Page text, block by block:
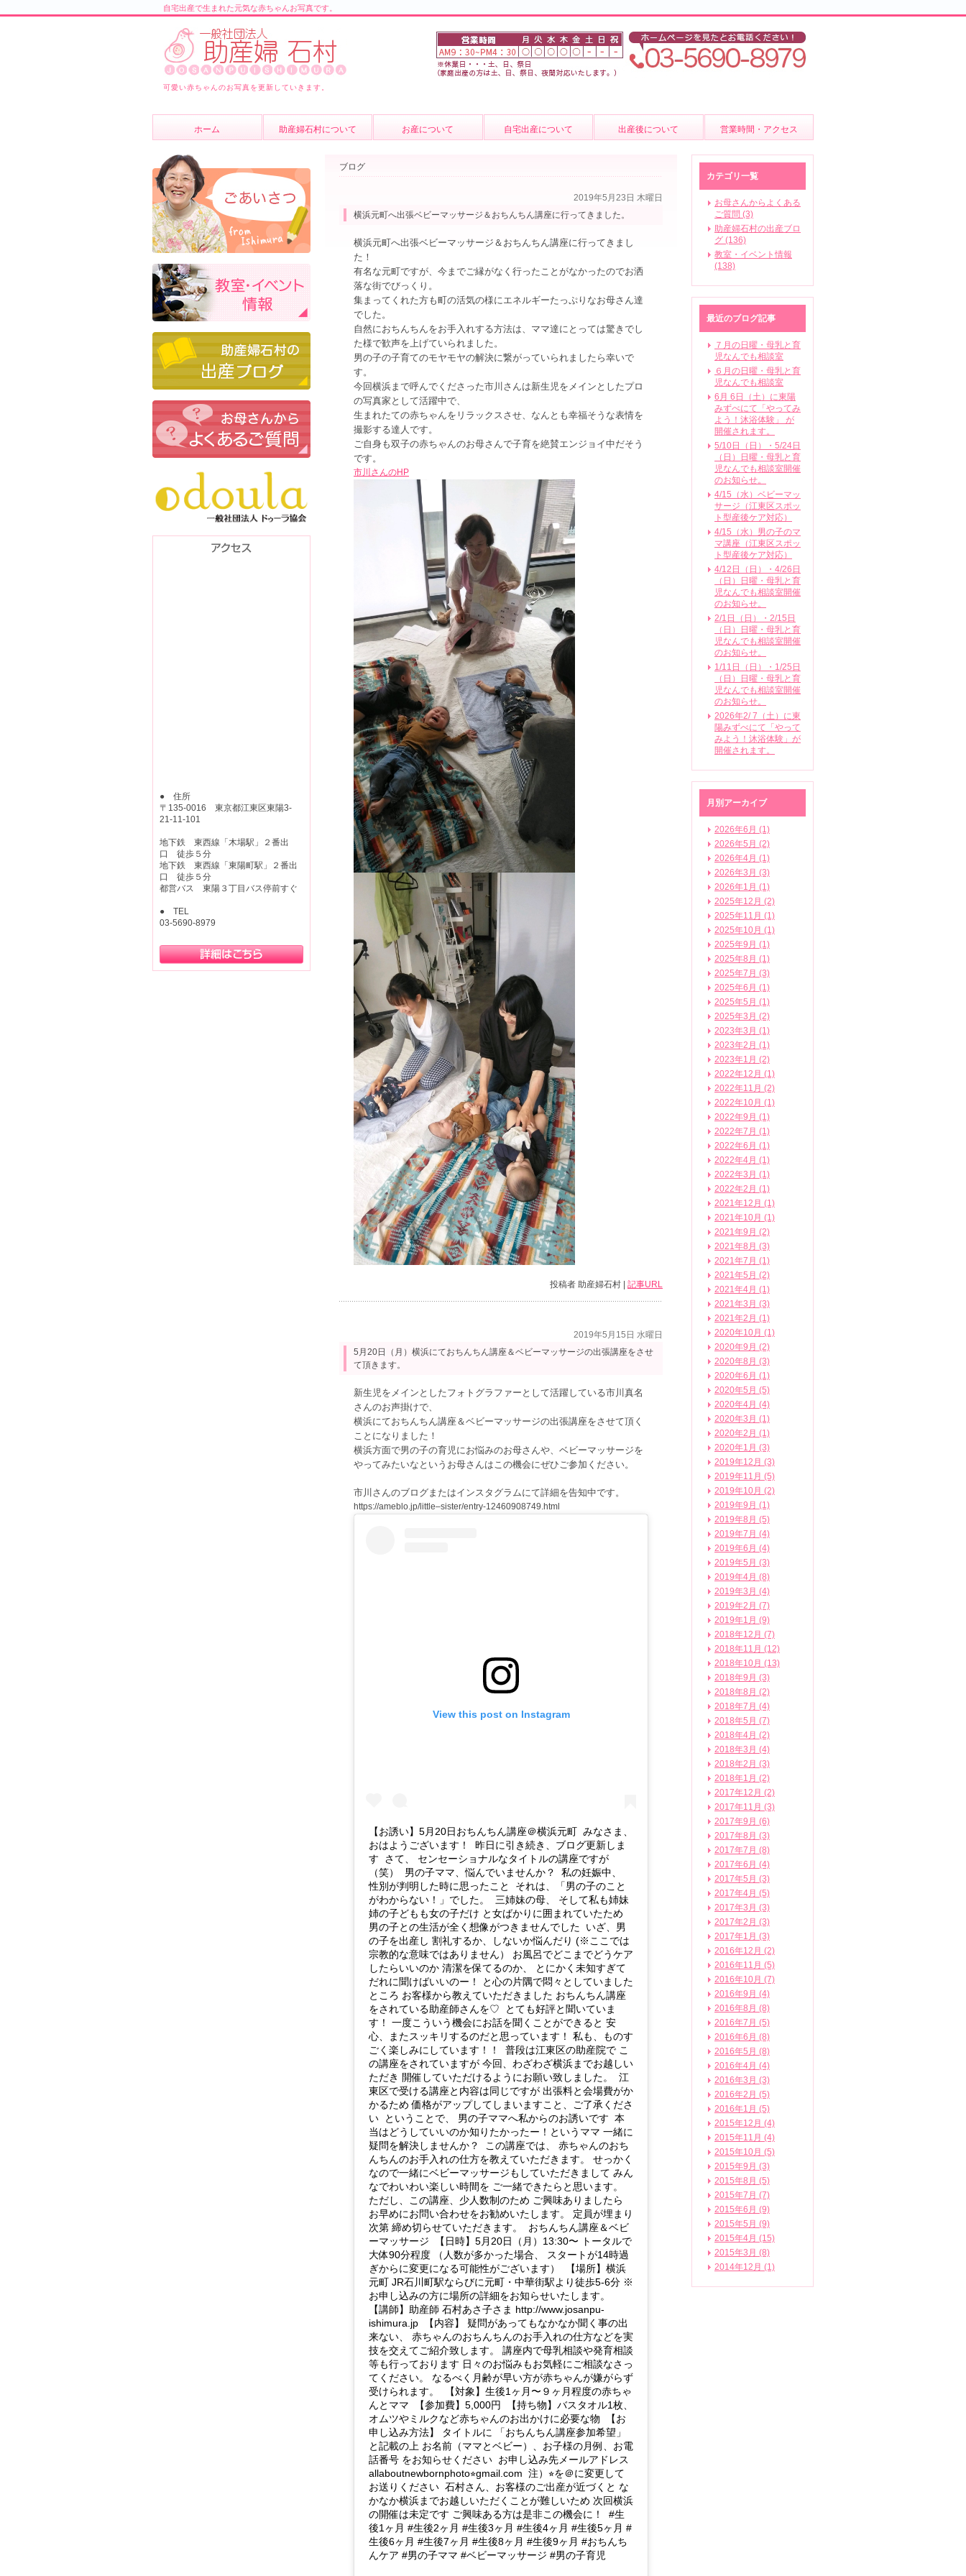
自宅出産で生まれた元気な赤ちゃんお写真です。
可愛い赤ちゃんのお写真を更新していきます。
ホーム 助産婦石村について
スタッフ紹介
よくあるご質問
ブログ
お産について
費用について
自宅出産について 出産後について
母乳外来
卒乳について
出張サービス
営業時間・アクセス
ブログ
2019年5月23日 木曜日
横浜元町へ出張ベビーマッサージ＆おちんちん講座に行ってきました。
横浜元町へ出張ベビーマッサージ＆おちんちん講座に行ってきまし
た！
有名な元町ですが、今までご縁がなく行ったことがなかったのでお洒
落な街でびっくり。
集まってくれた方も町の活気の様にエネルギーたっぷりなお母さん達
でした。
自然におちんちんをお手入れする方法は、ママ達にとっては驚きでし
た様で歓声を上げていられました。
男の子の子育てのモヤモヤの解決に繋がっていられましたら幸いで
す。
今回横浜まで呼んでくださった市川さんは新生児をメインとしたプロ
の写真家として活躍中で、
生まれたての赤ちゃんをリラックスさせ、なんとも幸福そうな表情を
撮影する達人です。
ご自身も双子の赤ちゃんのお母さんで子育を絶賛エンジョイ中だそう
です。
市川さんのHP
投稿者 助産婦石村 | 記事URL
2019年5月15日 水曜日
5月20日（月）横浜にておちんちん講座＆ベビーマッサージの出張講座をさせ
て頂きます。
新生児をメインとしたフォトグラファーとして活躍している市川真名
さんのお声掛けで、
横浜にておちんちん講座＆ベビーマッサージの出張講座をさせて頂く
ことになりました！
横浜方面で男の子の育児にお悩みのお母さんや、ベビーマッサージを
やってみたいなというお母さんはこの機会にぜひご参加ください。
市川さんのブログまたはインスタグラムにて詳細を告知中です。
https://ameblo.jp/little–sister/entry-12460908749.html
View this post on Instagram
【お誘い】5月20日おちんちん講座＠横浜元町 みなさま、
おはようございます！ 昨日に引き続き、ブログ更新しま
す さて、 センセーショナルなタイトルの講座ですが
（笑） 男の子ママ、悩んでいませんか？ 私の妊娠中、
性別が判明した時に思ったこと それは、「男の子のこと
がわからない！」でした。 三姉妹の母、 そして私も姉妹
姉の子どもも女の子だけ と女ばかりに囲まれていたため
男の子との生活が全く想像がつきませんでした いざ、男
の子を出産し 割礼するか、しないか悩んだり (※ここでは
宗教的な意味ではありません） お風呂でどこまでどうケア
したらいいのか 清潔を保てるのか、 とにかく未知すぎて
だれに聞けばいいのー！ と心の片隅で悶々としていました
ところ お客様から教えていただきました おちんちん講座
をされている助産師さんを♡ とても好評と聞いていま
す！ 一度こういう機会にお話を聞くことができると 安
心、またスッキリするのだと思っています！ 私も、ものす
ごく楽しみにしています！！ 普段は江東区の助産院で こ
の講座をされていますが 今回、わざわざ横浜までお越しい
ただき 開催していただけるようにお願い致しました。 江
東区で受ける講座と内容は同じですが 出張料と会場費がか
かるため 価格がアップしてしまいますこと、ご了承くださ
い ということで、 男の子ママへ私からのお誘いです 本
当はどうしていいのか知りたかったー！というママ 一緒に
疑問を解決しませんか？ この講座では、 赤ちゃんのおち
んちんのお手入れの仕方を教えていただきます。 せっかく
なので一緒にベビーマッサージもしていただきまして みん
なでわいわい楽しい時間を ご一緒できたらと思います。
ただし、この講座、少人数制のため ご興味ありましたら
お早めにお問い合わせをお勧めいたします。 定員が埋まり
次第 締め切らせていただきます。 おちんちん講座＆ベビ
ーマッサージ 【日時】5月20日（月）13:30〜 トータルで
大体90分程度 （人数が多かった場合、 スタートが14時過
ぎからに変更になる可能性がございます） 【場所】横浜
元町 JR石川町駅ならびに元町・中華街駅より徒歩5-6分 ※
お申し込みの方に場所の詳細をお知らせいたします。
【講師】助産師 石村あさ子さま http://www.josanpu-
ishimura.jp 【内容】 疑問があってもなかなか聞く事の出
来ない、 赤ちゃんのおちんちんのお手入れの仕方などを実
技を交えてご紹介致します。 講座内で母乳相談や発育相談
等も行っております 日々のお悩みもお気軽にご相談なさっ
てください。 なるべく月齢が早い方が赤ちゃんが嫌がらず
受けられます。 【対象】生後1ヶ月〜９ヶ月程度の赤ちゃ
んとママ 【参加費】5,000円 【持ち物】バスタオル1枚、
オムツやミルクなど赤ちゃんのお出かけに必要な物 【お
申し込み方法】 タイトルに 「おちんちん講座参加希望」
と記載の上 お名前（ママとベビー）、お子様の月例、お電
話番号 をお知らせください お申し込み先メールアドレス
allaboutnewbornphoto⭐︎gmail.com 注）⭐︎を＠に変更して
お送りください 石村さん、お客様のご出産が近づくと な
かなか横浜までお越しいただくことが難しいため 次回横浜
の開催は未定です ご興味ある方は是非この機会に！ #生
後1ヶ月 #生後2ヶ月 #生後3ヶ月 #生後4ヶ月 #生後5ヶ月 #
生後6ヶ月 #生後7ヶ月 #生後8ヶ月 #生後9ヶ月 #おちんち
んケア #男の子ママ #ベビーマッサージ #男の子育児
カテゴリ一覧
お母さんからよくある
ご質問 (3)
助産婦石村の出産ブロ
グ (136)
教室・イベント情報
(138)
最近のブログ記事
７月の日曜・母乳と育
児なんでも相談室
６月の日曜・母乳と育
児なんでも相談室
6月 6日（土）に東陽
みずべにて「やってみ
よう！沐浴体験」 が
開催されます。
5/10日（日）・5/24日
（日）日曜・母乳と育
児なんでも相談室開催
のお知らせ。
4/15（水）ベビーマッ
サージ（江東区スポッ
ト型産後ケア対応）
4/15（水）男の子のマ
マ講座（江東区スポッ
ト型産後ケア対応）
4/12日（日）・4/26日
（日）日曜・母乳と育
児なんでも相談室開催
のお知らせ。
2/1日（日）・2/15日
（日）日曜・母乳と育
児なんでも相談室開催
のお知らせ。
1/11日（日）・1/25日
（日）日曜・母乳と育
児なんでも相談室開催
のお知らせ。
2026年2/ 7（土）に東
陽みずべにて「やって
みよう！沐浴体験」が
開催されます。
月別アーカイブ
2026年6月 (1)
2026年5月 (2)
2026年4月 (1)
2026年3月 (3)
2026年1月 (1)
2025年12月 (2)
2025年11月 (1)
2025年10月 (1)
2025年9月 (1)
2025年8月 (1)
2025年7月 (3)
2025年6月 (1)
2025年5月 (1)
2025年3月 (2)
2023年3月 (1)
2023年2月 (1)
2023年1月 (2)
2022年12月 (1)
2022年11月 (2)
2022年10月 (1)
2022年9月 (1)
2022年7月 (1)
2022年6月 (1)
2022年4月 (1)
2022年3月 (1)
2022年2月 (1)
2021年12月 (1)
2021年10月 (1)
2021年9月 (2)
2021年8月 (3)
2021年7月 (1)
2021年5月 (2)
2021年4月 (1)
2021年3月 (3)
2021年2月 (1)
2020年10月 (1)
2020年9月 (2)
2020年8月 (3)
2020年6月 (1)
2020年5月 (5)
2020年4月 (4)
2020年3月 (1)
2020年2月 (1)
2020年1月 (3)
2019年12月 (3)
2019年11月 (5)
2019年10月 (2)
2019年9月 (1)
2019年8月 (5)
2019年7月 (4)
2019年6月 (4)
2019年5月 (3)
2019年4月 (8)
2019年3月 (4)
2019年2月 (7)
2019年1月 (9)
2018年12月 (7)
2018年11月 (12)
2018年10月 (13)
2018年9月 (3)
2018年8月 (2)
2018年7月 (4)
2018年5月 (7)
2018年4月 (2)
2018年3月 (4)
2018年2月 (3)
2018年1月 (2)
2017年12月 (2)
2017年11月 (3)
2017年9月 (6)
2017年8月 (3)
2017年7月 (8)
2017年6月 (4)
2017年5月 (3)
2017年4月 (5)
2017年3月 (3)
2017年2月 (3)
2017年1月 (3)
2016年12月 (2)
2016年11月 (5)
2016年10月 (7)
2016年9月 (4)
2016年8月 (8)
2016年7月 (5)
2016年6月 (8)
2016年5月 (8)
2016年4月 (4)
2016年3月 (3)
2016年2月 (5)
2016年1月 (5)
2015年12月 (4)
2015年11月 (4)
2015年10月 (5)
2015年9月 (3)
2015年8月 (5)
2015年7月 (7)
2015年6月 (9)
2015年5月 (9)
2015年4月 (15)
2015年3月 (8)
2014年12月 (1)
● 住所
〒135-0016 東京都江東区東陽3-
21-11-101
地下鉄 東西線「木場駅」２番出
口 徒歩５分
地下鉄 東西線「東陽町駅」２番出
口 徒歩５分
都営バス 東陽３丁目バス停前すぐ
● TEL
03-5690-8979